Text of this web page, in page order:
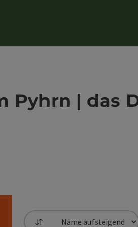
Pyhrn | das